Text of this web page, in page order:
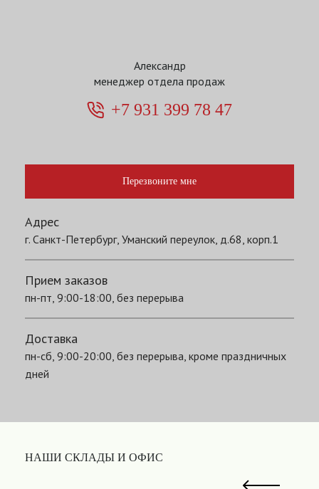
Александр
менеджер отдела продаж
+7 931 399 78 47
Перезвоните мне
Адрес
г. Санкт-Петербург, Уманский переулок, д.68, корп.1
Прием заказов
пн-пт, 9:00-18:00, без перерыва
Доставка
пн-сб, 9:00-20:00, без перерыва, кроме праздничных
дней
НАШИ СКЛАДЫ И ОФИС